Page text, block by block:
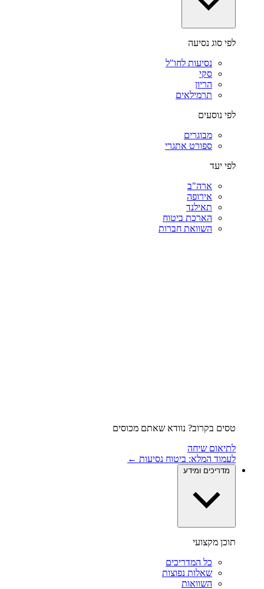
לפי סוג נסיעה
נסיעות לחו"ל
סקי
הריון
תרמילאים
לפי נוסעים
מבוגרים
ספורט אתגרי
לפי יעד
ארה"ב
אירופה
תאילנד
הארכת ביטוח
השוואת חברות
טסים בקרוב? נוודא שאתם מכוסים
לתיאום שיחה
לעמוד המלא: ביטוח נסיעות ←
מדריכים ומידע
תוכן מקצועי
כל המדריכים
שאלות נפוצות
השוואות